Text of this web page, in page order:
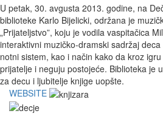
U petak, 30. avgusta 2013. godine, na
biblioteke Karlo Bijelicki, održana je
„Prijateljstvo”, koju je vodila vaspitačica
interaktivni muzičko-dramski sadržaj
notni sistem, kao i način kako da kroz
prijatelje i neguju postojeće. Biblioteka je
za decu i ljubitelje knjige uopšte.
WEBSITE